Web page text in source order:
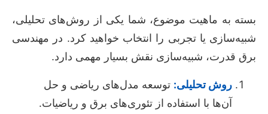
بسته به ماهیت موضوع، شما یکی از روش‌های تحلیلی،
شبیه‌سازی یا تجربی را انتخاب خواهید کرد. در مهندسی
برق قدرت، شبیه‌سازی نقش بسیار مهمی دارد.
روش تحلیلی: توسعه مدل‌های ریاضی و حل
آن‌ها با استفاده از تئوری‌های برق و ریاضیات.